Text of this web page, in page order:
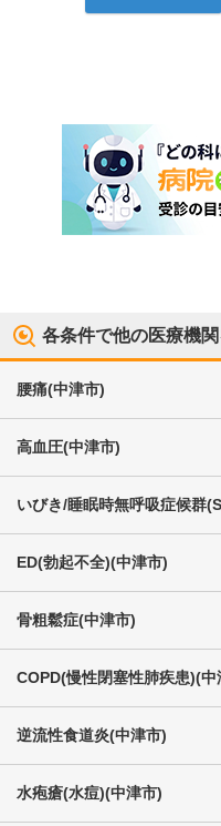
各条件で他の医療機
腰痛(中津市)
高血圧(中津市)
いびき/睡眠時無呼吸症候群
ED(勃起不全)(中津市)
骨粗鬆症(中津市)
COPD(慢性閉塞性肺疾患)(中
逆流性食道炎(中津市)
水疱瘡(水痘)(中津市)